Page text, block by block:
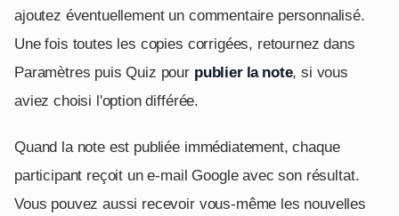
ajoutez éventuellement un commentaire personnalisé.
Une fois toutes les copies corrigées, retournez dans
Paramètres puis Quiz pour publier la note, si vous
aviez choisi l'option différée.
Quand la note est publiée immédiatement, chaque
participant reçoit un e-mail Google avec son résultat.
Vous pouvez aussi recevoir vous-même les nouvelles